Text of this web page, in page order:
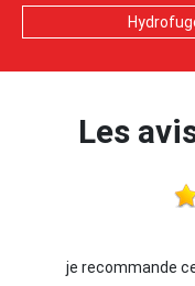
Les
cette entreprise les yeux